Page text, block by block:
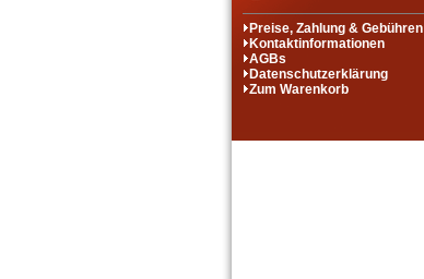
Preise, Zahlung & Gebühren
Kontaktinformationen
AGBs
Datenschutzerklärung
Zum Warenkorb